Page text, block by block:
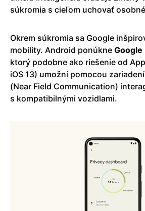
súkromia s cieľom uchovať
Okrem súkromia sa Google
mobility. Android ponúkne Google
ktorý podobne ako riešenie od
iOS 13) umožní pomocou
(Near Field Communication)
s kompatibilnými vozidlami.